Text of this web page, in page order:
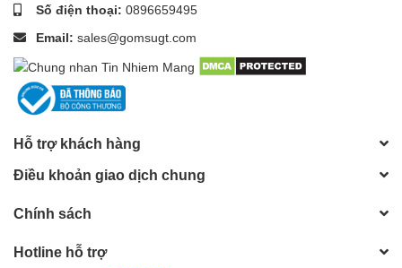
Số điện thoại: 0896659495
Email: sales@gomsugt.com
Hỗ trợ khách hàng
Điều khoản giao dịch chung
Chính sách
Hotline hỗ trợ